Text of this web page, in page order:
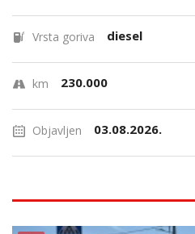
Vrsta goriva diesel
km 230.000
Objavljen 03.08.2026.